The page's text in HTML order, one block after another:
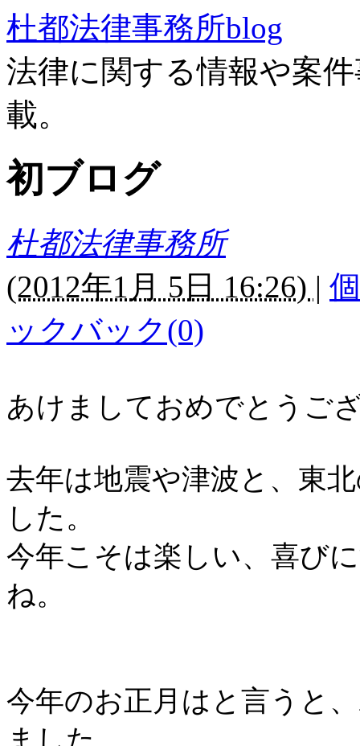
杜都法律事務所blog
法律に関する情報や案
載。
初ブログ
杜都法律事務所
(2012年1月 5日 16:26) |
ックバック(0)
あけましておめでとうご
去年は地震や津波と、東
した。
今年こそは楽しい、喜び
ね。
今年のお正月はと言うと
ました。